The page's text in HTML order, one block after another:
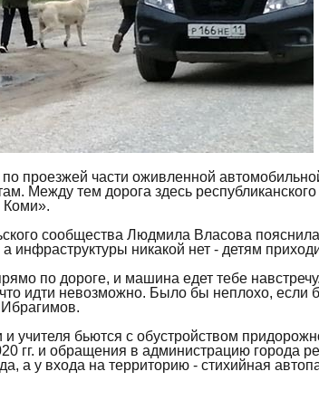
проезжей части оживленной
Между тем дорога здесь
Коми».
сообщества Людмила Власова
инфраструктуры никакой нет - детям
по дороге, и машина едет тебе
что идти невозможно. Было бы неплохо,
и учителя бьются с обустройством
гг. и обращения в администрацию города
а у входа на территорию - стихийная